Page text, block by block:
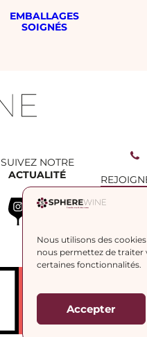
Nous utilisons des
nous permettez de traiter
certaines fonctionnalités.
Accepter
EMBALLAGES
SOIGNÉS
SUIVEZ NOTRE
ACTUALITÉ
Instagram WhatsApp LinkedIn